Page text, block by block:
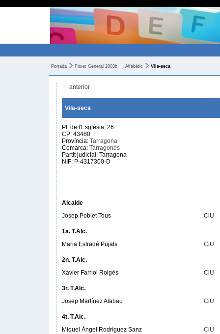
Portada Fitxer General 2003b Alfabètic Vila-seca
anterior
Vila-seca
Pl. de l'Església, 26
CP: 43480
Província: Tarragona
Comarca: Tarragonès
Partit judicial: Tarragona
NIF: P-4317300-D
Alcalde
Josep Poblet Tous
CiU
1a. T.Alc.
Maria Estradé Pujals
CiU
2n. T.Alc.
Xavier Farriol Roigés
CiU
3r. T.Alc.
Josep Martínez Alabau
CiU
4t. T.Alc.
Miquel Àngel Rodríguez Sanz
CiU